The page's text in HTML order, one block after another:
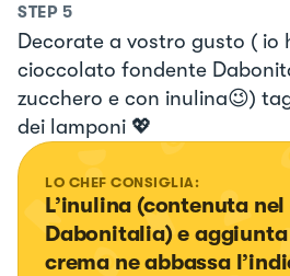
STEP 5
Decorate a vostro gusto ( io
cioccolato fondente
zucchero e con inulina😉)
dei lamponi 💖
LO CHEF CONSIGLIA:
L’inulina (contenuta
Dabonitalia) e
crema ne abbassa